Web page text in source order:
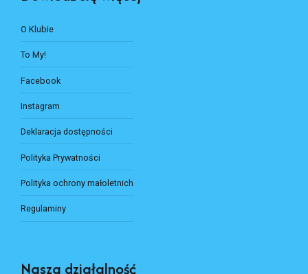
Dowiedz się więcej
O Klubie
To My!
Facebook
Instagram
Deklaracja dostępności
Polityka Prywatności
Polityka ochrony małoletnich
Regulaminy